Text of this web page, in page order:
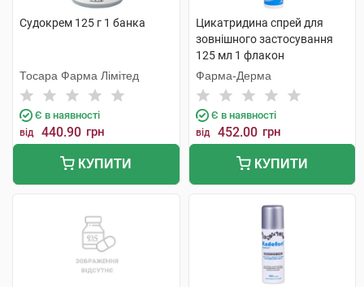
Судокрем 125 г 1 банка
Тосара Фарма Лімітед
Є в наявності
від 440.90 грн
КУПИТИ
Цикатридина спрей для
зовнішного застосування
125 мл 1 флакон
Фарма-Дерма
Є в наявності
від 452.00 грн
КУПИТИ